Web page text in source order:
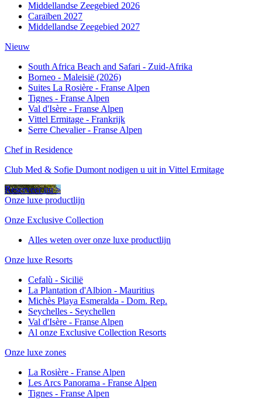
Middellandse Zeegebied 2026
Caraïben 2027
Middellandse Zeegebied 2027
Nieuw
South Africa Beach and Safari - Zuid-Afrika
Borneo - Maleisië (2026)
Suites La Rosière - Franse Alpen
Tignes - Franse Alpen
Val d'Isère - Franse Alpen
Vittel Ermitage - Frankrijk
Serre Chevalier - Franse Alpen
Chef in Residence
Club Med & Sofie Dumont nodigen u uit in Vittel Ermitage
Reserveer nu >
Onze luxe productlijn
Onze Exclusive Collection
Alles weten over onze luxe productlijn
Onze luxe Resorts
Cefalù - Sicilië
La Plantation d'Albion - Mauritius
Michès Playa Esmeralda - Dom. Rep.
Seychelles - Seychellen
Val d'Isère - Franse Alpen
Al onze Exclusive Collection Resorts
Onze luxe zones
La Rosière - Franse Alpen
Les Arcs Panorama - Franse Alpen
Tignes - Franse Alpen